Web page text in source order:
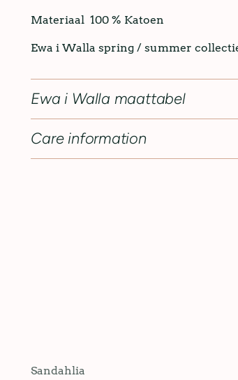
Materiaal 100 % Katoen
Ewa i Walla spring / summer
Ewa i Walla maattabel
Care information
Sandahlia